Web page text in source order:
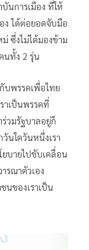
นการเมือง ที่ให้
ง ได้ต่อยอดจับมือ
ซึ่งไม่ได้มองข้าม
นทั้ง 2 รุ่น
บพรรคเพื่อไทย
าเป็นพรรคที่
วมรัฐบาลอยู่ก็
นใดวันหนึ่งเรา
ยบายไปขับเคลื่อน
รณาตัวเอง
นของเราเป็น